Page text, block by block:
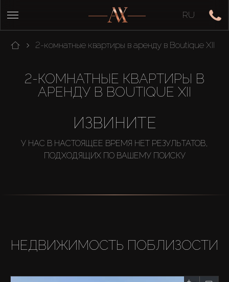
RU
2-комнатные квартиры в аренду в Boutique XII
2-КОМНАТНЫЕ КВАРТИРЫ В
АРЕНДУ В BOUTIQUE XII
ИЗВИНИТЕ
У НАС В НАСТОЯЩЕЕ ВРЕМЯ НЕТ РЕЗУЛЬТАТОВ,
ПОДХОДЯЩИХ ПО ВАШЕМУ ПОИСКУ
НЕДВИЖИМОСТЬ ПОБЛИЗОСТИ